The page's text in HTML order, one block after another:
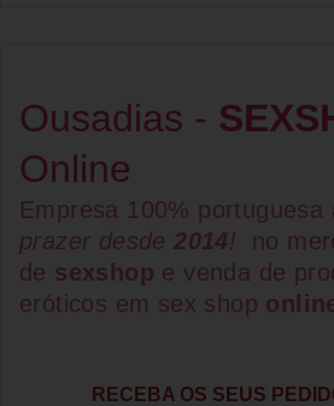
Ousadias -
Online
Empresa 100% portuguesa
prazer desde2014!
no
de sexshop e venda de
eróticos em sex shop
RECEBA OS SEUS